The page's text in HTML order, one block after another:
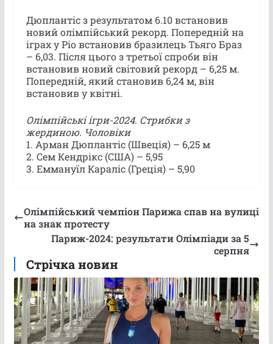
Дюплантіс з результатом 6.10 встановив
новий олімпійський рекорд. Попередній на
іграх у Ріо встановив бразилець Тьяго Браз
– 6,03. Після цього з третьої спроби він
встановив новий світовий рекорд – 6,25 м.
Попередній, який становив 6,24 м, він
встановив у квітні.
Олімпійські ігри-2024. Стрибки з
жердиною. Чоловіки
1. Арман Дюплантіс (Швеція) – 6,25 м
2. Сем Кендрікс (США) – 5,95
3. Еммануїл Караліс (Греція) – 5,90
Олімпійський чемпіон Парижа спав на вулиці
на знак протесту
Париж-2024: результати Олімпіади за 5
серпня
Стрічка новин